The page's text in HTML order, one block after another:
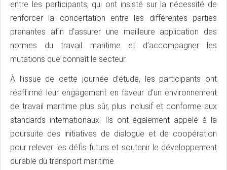
entre les participants, qui ont insisté sur la nécessité de
renforcer la concertation entre les différentes parties
prenantes afin d’assurer une meilleure application des
normes du travail maritime et d’accompagner les
mutations que connaît le secteur.
À l’issue de cette journée d’étude, les participants ont
réaffirmé leur engagement en faveur d’un environnement
de travail maritime plus sûr, plus inclusif et conforme aux
standards internationaux. Ils ont également appelé à la
poursuite des initiatives de dialogue et de coopération
pour relever les défis futurs et soutenir le développement
durable du transport maritime.